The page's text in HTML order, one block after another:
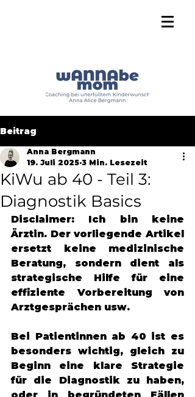
Beitrag
KiWu ab 40 - Teil 3:
Diagnostik Basics
Anna Bergmann
19. Juli 2025 3 Min. Lesezeit
Disclaimer: Ich bin keine
Ärztin. Der vorliegende Artikel
ersetzt keine medizinische
Beratung, sondern dient als
strategische Hilfe für eine
effiziente Vorbereitung von
Arztgesprächen usw.
Bei Patientinnen ab 40 ist es
besonders wichtig, gleich zu
Beginn eine klare Strategie
für die Diagnostik zu haben,